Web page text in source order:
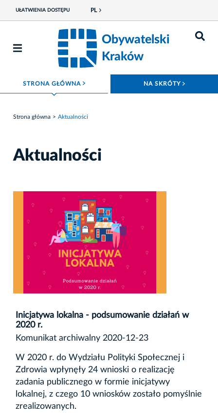
UŁATWIENIA DOSTĘPU PL
Obywatelski
Kraków
STRONA GŁÓWNA ROZWIŃ MENU NA SKRÓTY
Strona główna Aktualności
Aktualności
Inicjatywa lokalna - podsumowanie działań w
2020 r.
Komunikat archiwalny 2020-12-23
W 2020 r. do Wydziału Polityki Społecznej i
Zdrowia wpłynęły 24 wnioski o realizację
zadania publicznego w formie inicjatywy
lokalnej, z czego 10 wniosków zostało pomyślnie
zrealizowanych.